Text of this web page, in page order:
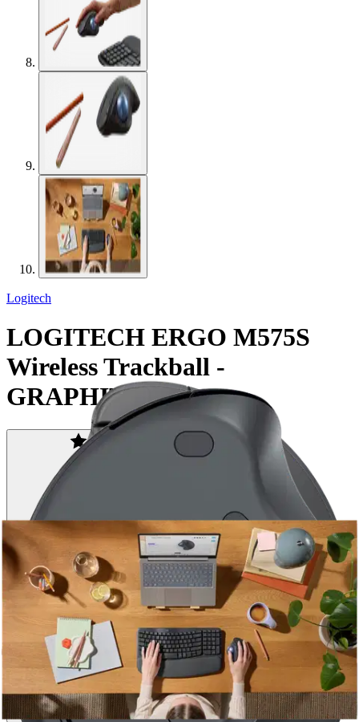
Logitech
LOGITECH ERGO M575S
Wireless Trackball -
GRAPHITE
Tuotearvioiden keskiarvo
/5
(2)arviota
46,71 €
Asiakasomistajahinta
Hinta ilman S-Etukorttia:
54,95 €
Verkkokaupan hinta